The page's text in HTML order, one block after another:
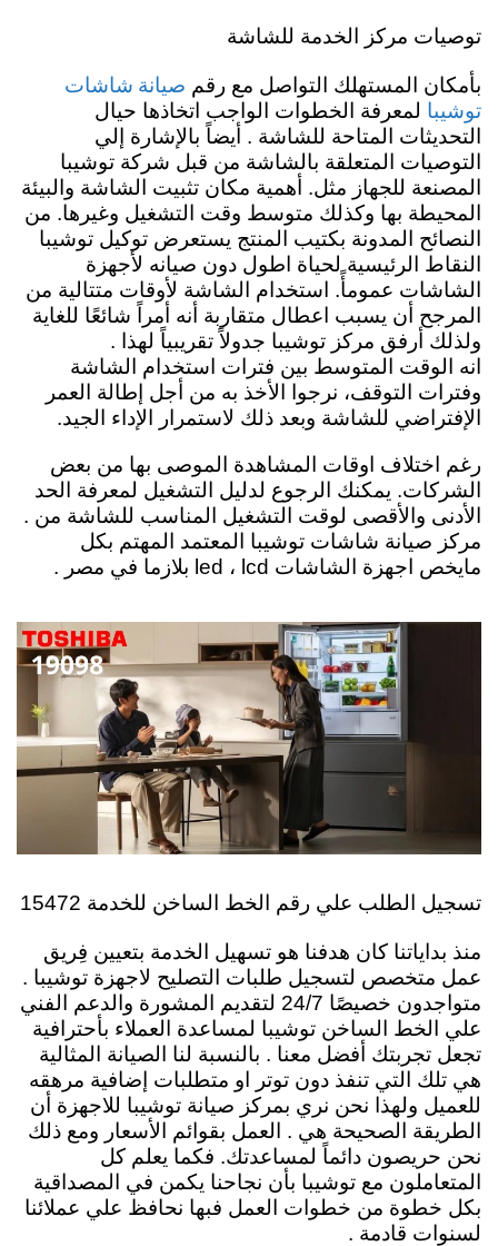
توصيات مركز الخدمة للشاشة
بأمكان المستهلك التواصل مع رقم صيانة شاشات
توشيبا لمعرفة الخطوات الواجب اتخاذها حيال
التحديثات المتاحة للشاشة . أيضاً بالإشارة إلي
التوصيات المتعلقة بالشاشة من قبل شركة توشيبا
المصنعة للجهاز مثل. أهمية مكان تثبيت الشاشة والبيئة
المحيطة بها وكذلك متوسط وقت التشغيل وغيرها. من
النصائح المدونة بكتيب المنتج يستعرض توكيل توشيبا
النقاط الرئيسية لحياة اطول دون صيانه لأجهزة
الشاشات عمومأً. استخدام الشاشة لأوقات متتالية من
المرجح أن يسبب اعطال متقاربة أنه أمراً شائعًا للغاية
ولذلك أرفق مركز توشيبا جدولاً تقريبياً لهذا .
انه الوقت المتوسط بين فترات استخدام الشاشة
وفترات التوقف، نرجوا الأخذ به من أجل إطالة العمر
الإفتراضي للشاشة وبعد ذلك لاستمرار الإداء الجيد.
رغم اختلاف اوقات المشاهدة الموصى بها من بعض
الشركات. يمكنك الرجوع لدليل التشغيل لمعرفة الحد
الأدنى والأقصى لوقت التشغيل المناسب للشاشة من .
مركز صيانة شاشات توشيبا المعتمد المهتم بكل
مايخص اجهزة الشاشات led ، lcd بلازما في مصر .
تسجيل الطلب علي رقم الخط الساخن للخدمة 15472
منذ بداياتنا كان هدفنا هو تسهيل الخدمة بتعيين فِريق
عمل متخصص لتسجيل طلبات التصليح لاجهزة توشيبا .
متواجدون خصيصًا 24/7 لتقديم المشورة والدعم الفني
علي الخط الساخن توشيبا لمساعدة العملاء بأحترافية
تجعل تجربتك أفضل معنا . بالنسبة لنا الصيانة المثالية
هي تلك التي تنفذ دون توتر او متطلبات إضافية مرهقه
للعميل ولهذا نحن نري بمركز صيانة توشيبا للاجهزة أن
الطريقة الصحيحة هي . العمل بقوائم الأسعار ومع ذلك
نحن حريصون دائماً لمساعدتك. فكما يعلم كل
المتعاملون مع توشيبا بأن نجاحنا يكمن في المصداقية
بكل خطوة من خطوات العمل فبها نحافظ علي عملائنا
لسنوات قادمة .